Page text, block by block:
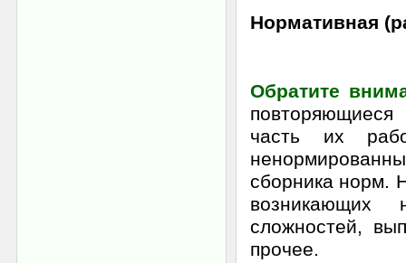
Нормативная
Обратите
повторяющиеся
часть их
сборника норм.
возникающих
сложностей,
прочее.